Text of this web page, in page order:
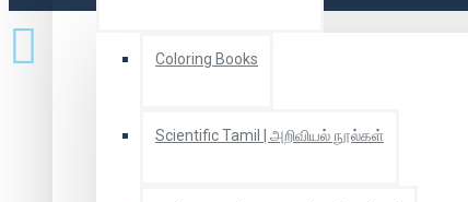
Coloring Books
Scientific Tamil | அறிவியல் நூல்கள்